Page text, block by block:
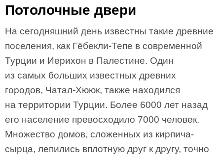
Потолочные двери
На сегодняшний день известны такие древние
поселения, как Гёбекли-Тепе в современной
Турции и Иерихон в Палестине. Один
из самых больших известных древних
городов, Чатал-Хююк, также находился
на территории Турции. Более 6000 лет назад
его население превосходило 7000 человек.
Множество домов, сложенных из кирпича-
сырца, лепились вплотную друг к другу, точно